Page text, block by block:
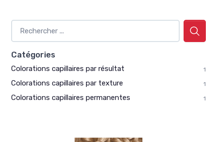
Catégories
Colorations capillaires par résultat 1
Colorations capillaires par texture 1
Colorations capillaires permanentes 1